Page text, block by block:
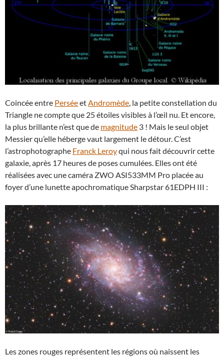
Coincée entre Perséeet Andromède , la petite constellation du
Triangle ne compte que 25 étoiles visibles à l’œil nu. Et encore,
la plus brillante n’est que de magnitude 3 ! Mais le seul objet
Messier qu’elle héberge vaut largement le détour. C’est
l’astrophotographe Franck Leroyqui nous fait découvrir cette
galaxie, après 17 heures de poses cumulées. Elles ont été
réalisées avec une caméra ZWO ASI533MM Pro placée au
foyer d’une lunette apochromatique Sharpstar 61EDPH III :
Les zones rouges représentent les régions où naissent les